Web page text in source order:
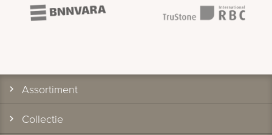
Assortiment
Collectie